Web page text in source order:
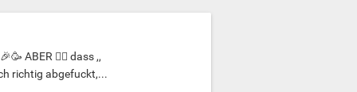
ABER ☝🏻 dass ,,
richtig abgefuckt,...